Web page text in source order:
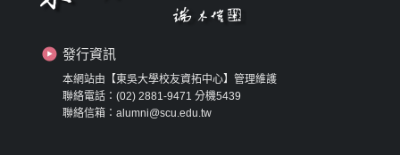
發行資訊
本網站由【東吳大學校友資拓中心】管理維護
聯絡電話：(02) 2881-9471 分機5439
聯絡信箱：alumni@scu.edu.tw